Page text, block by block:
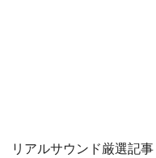
リアルサウンド厳選記事